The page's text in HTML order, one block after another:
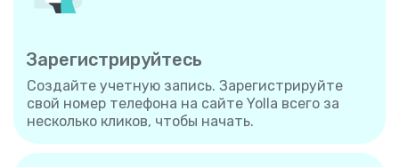
Зарегистрируйтесь
Создайте учетную запись. Зарегистрируйте
свой номер телефона на сайте Yolla всего за
несколько кликов, чтобы начать.